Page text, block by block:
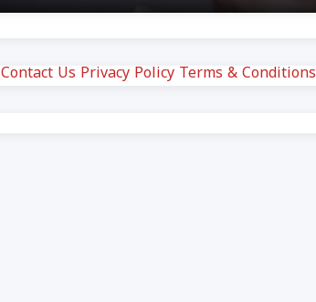
Contact Us Privacy Policy Terms & Conditions